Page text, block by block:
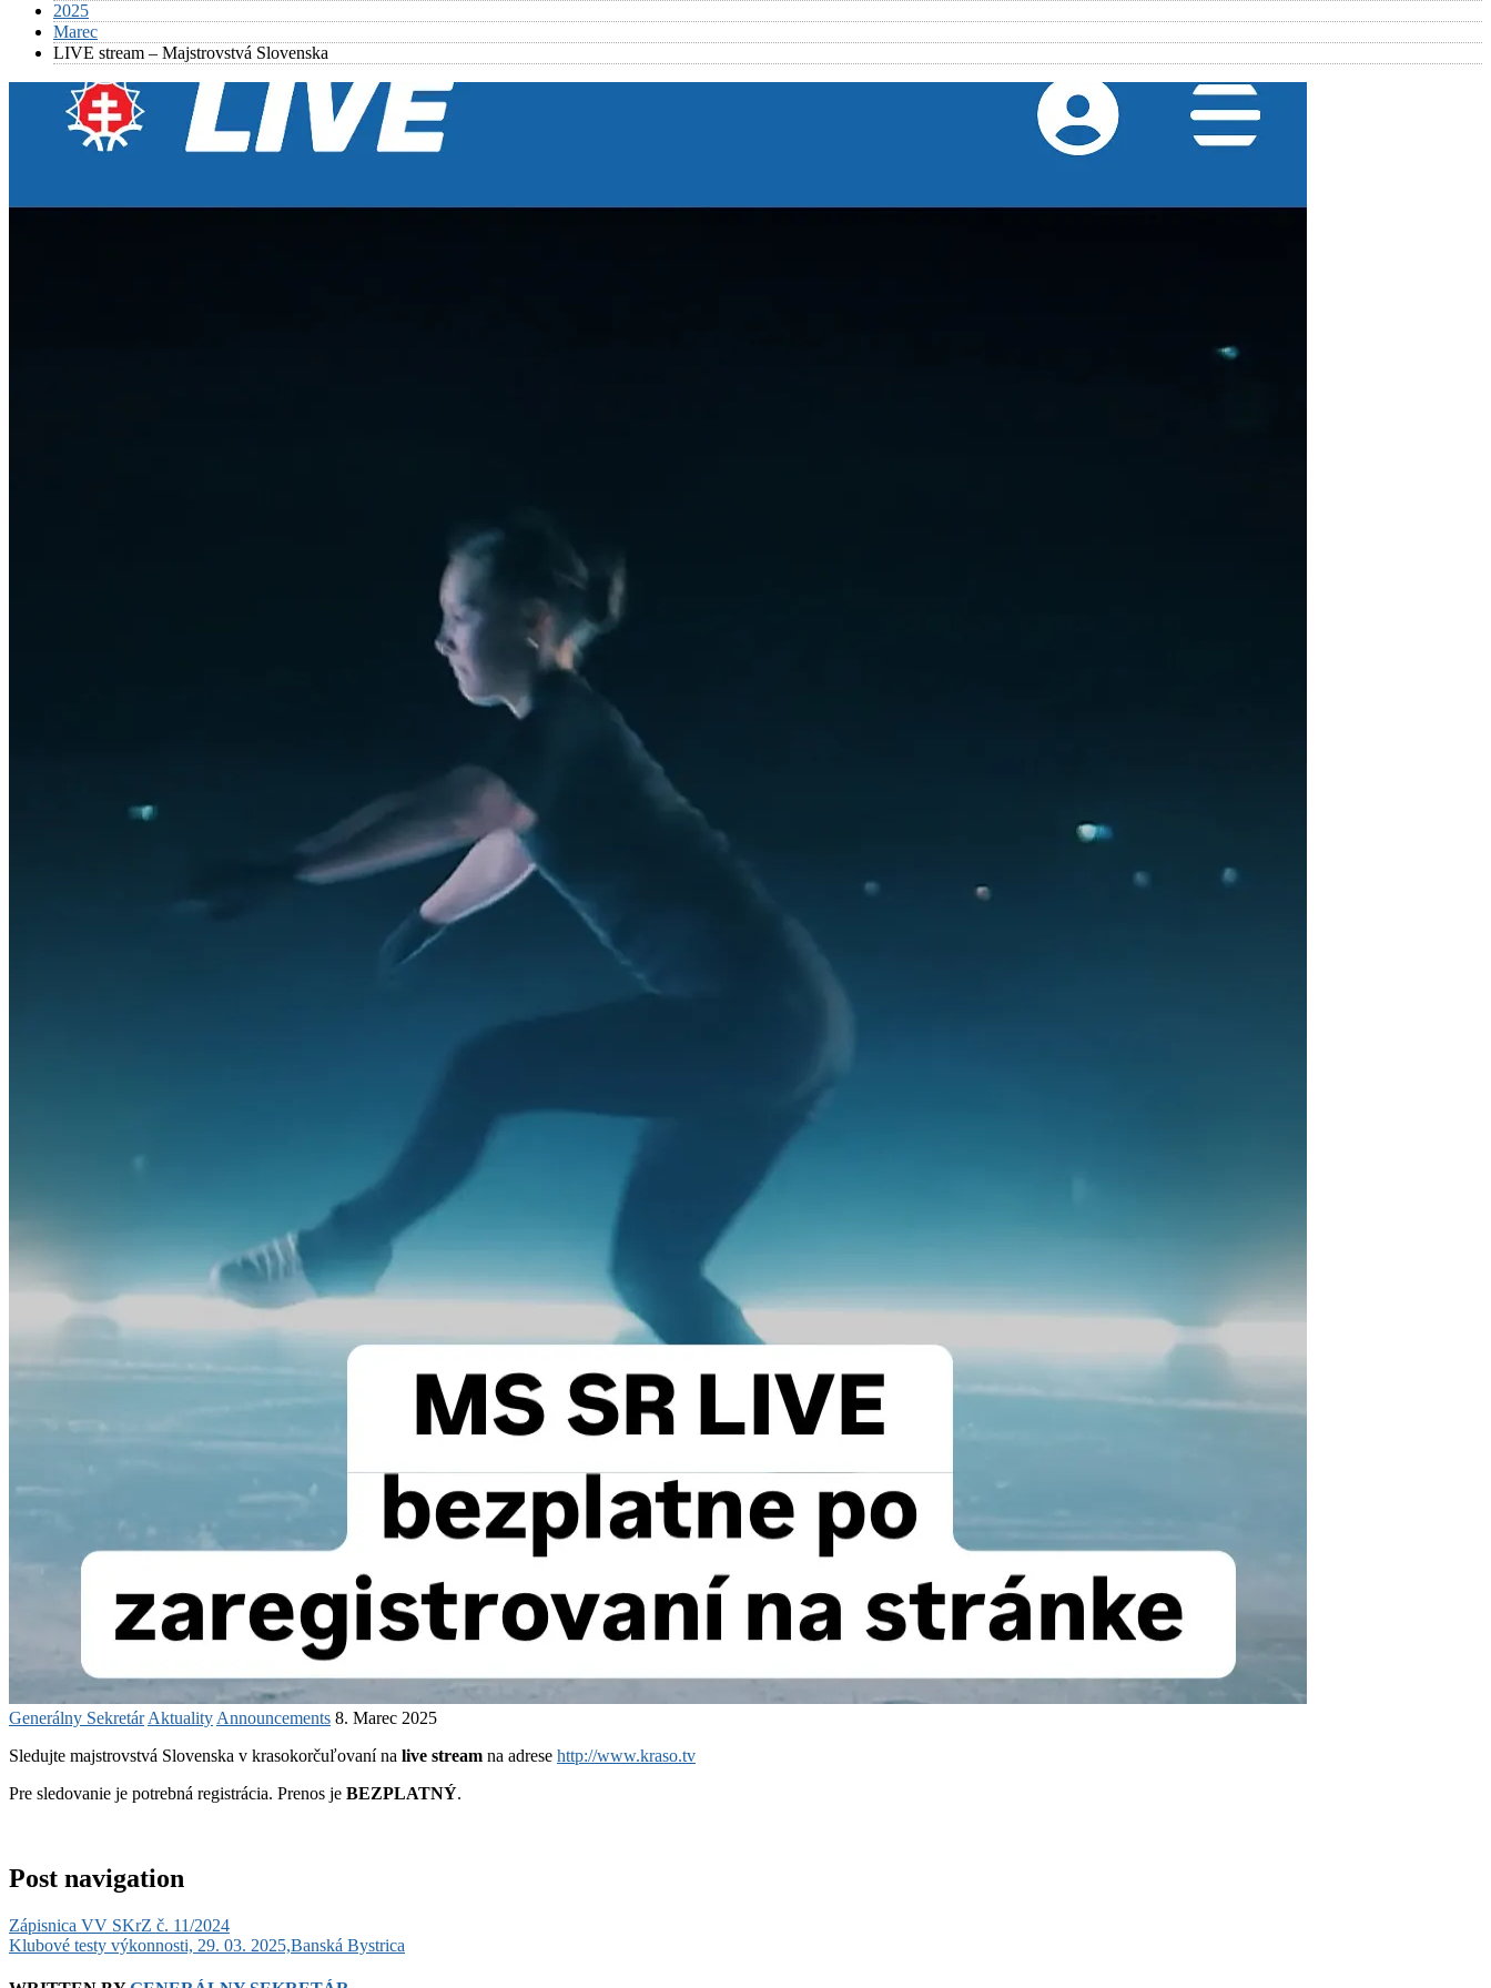
2025
Marec
LIVE stream – Majstrovstvá Slovenska
Generálny Sekretár Aktuality Announcements 8. Marec 2025
Sledujte majstrovstvá Slovenska v krasokorčuľovaní na live stream na adrese http://www.kraso.tv
Pre sledovanie je potrebná registrácia. Prenos je BEZPLATNÝ.
Post navigation
Zápisnica VV SKrZ č. 11/2024
Klubové testy výkonnosti, 29. 03. 2025,Banská Bystrica